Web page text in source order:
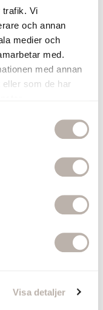
trafik. Vi
och annan
medier och
med.
med annan
som de har
Visa detaljer
Nova Svart
mm
kr
Lägg i varukorgen